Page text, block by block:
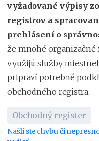
vyžadované výpisy
registrov a
prehlásení o
že mnohé
využijú služby
pripraví potrebné
obchodného registra.
Obchodný register
Našli ste chybu či